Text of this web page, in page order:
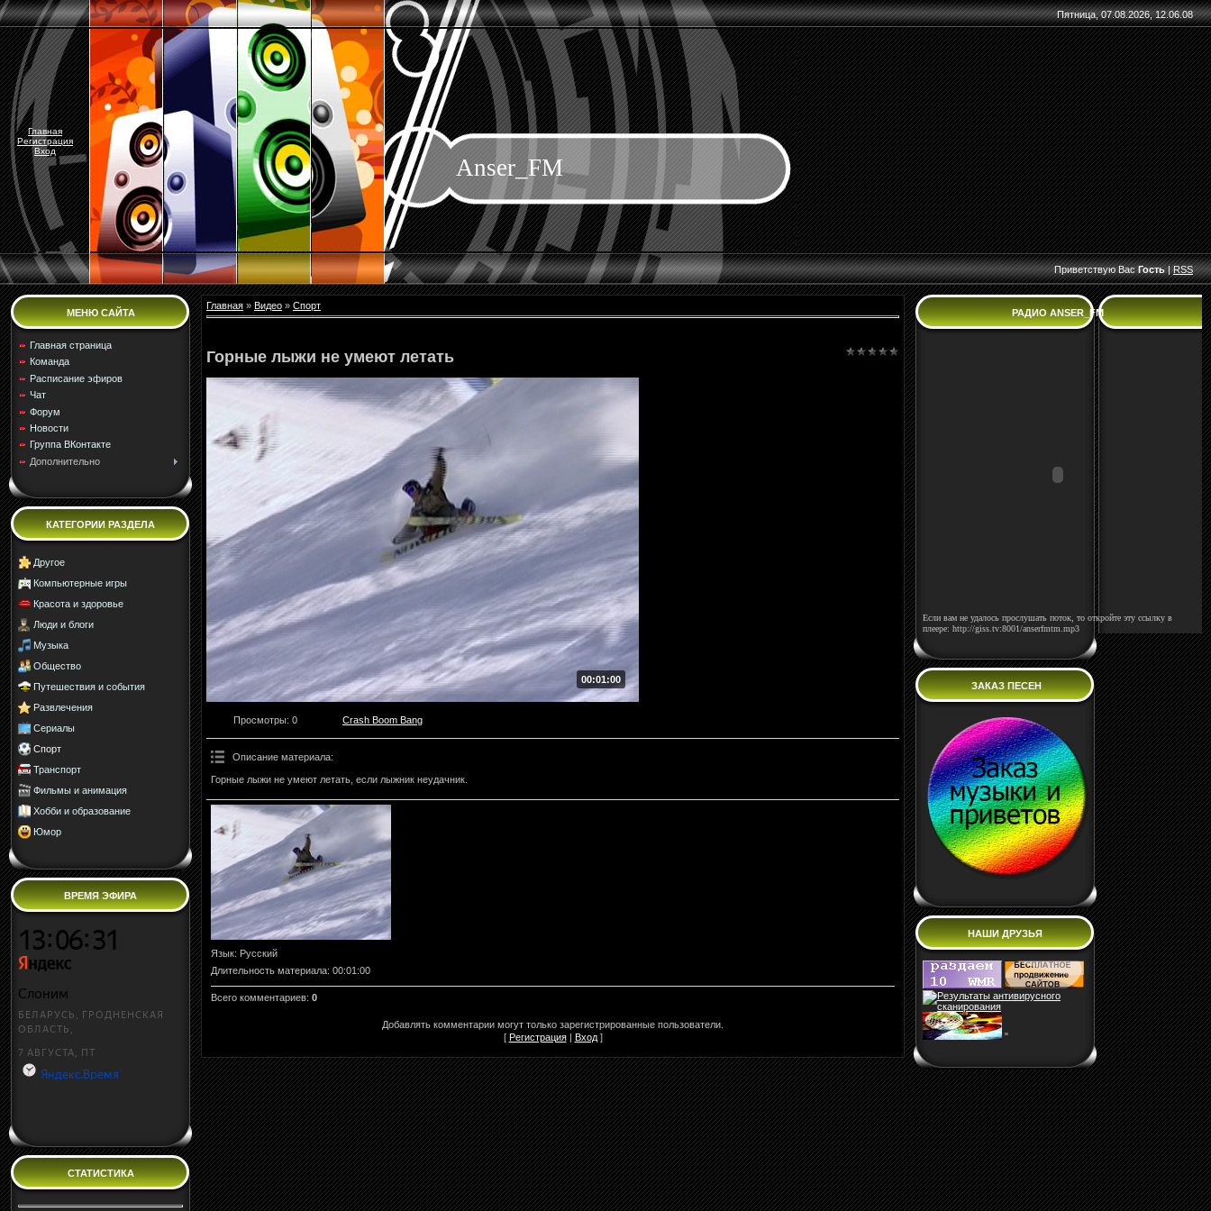
Пятница, 07.08.2026, 12.06.08
Главная
Регистрация
Вход
Anser_FM
Приветствую Вас Гость|RSS
МЕНЮ САЙТА
Главная страница
Команда
Расписание эфиров
Чат
Форум
Новости
Группа ВКонтакте
Дополнительно
КАТЕГОРИИ РАЗДЕЛА
Другое
Компьютерные игры
Красота и здоровье
Люди и блоги
Музыка
Общество
Путешествия и события
Развлечения
Сериалы
Спорт
Транспорт
Фильмы и анимация
Хобби и образование
Юмор
ВРЕМЯ ЭФИРА
СТАТИСТИКА
Главная » Видео » Спорт
Горные лыжи не умеют летать
00:01:00
Просмотры: 0 Crash Boom Bang
Описание материала:
Горные лыжи не умеют летать, если лыжник неудачник.
Язык: Русский
Длительность материала: 00:01:00
Всего комментариев: 0
Добавлять комментарии могут только зарегистрированные пользователи.
[ Регистрация| Вход]
РАДИО ANSER_FM
Если вам не удалось прослушать поток, то откройте эту ссылку в
плеере: http://giss.tv:8001/anserfmtm.mp3
ЗАКАЗ ПЕСЕН
НАШИ ДРУЗЬЯ
"